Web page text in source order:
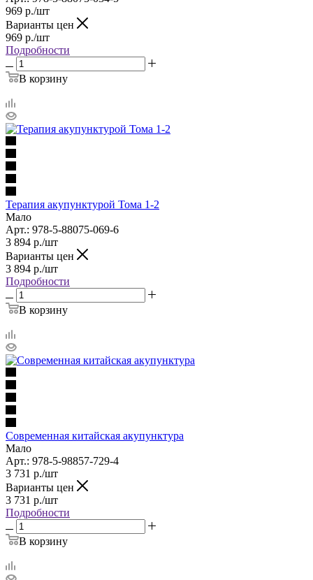
969 р./шт
Варианты цен
969 р./шт
Подробности
В корзину
Терапия акупунктурой Тома 1-2
Мало
Арт.: 978-5-88075-069-6
3 894 р./шт
Варианты цен
3 894 р./шт
Подробности
В корзину
Современная китайская акупунктура
Мало
Арт.: 978-5-98857-729-4
3 731 р./шт
Варианты цен
3 731 р./шт
Подробности
В корзину